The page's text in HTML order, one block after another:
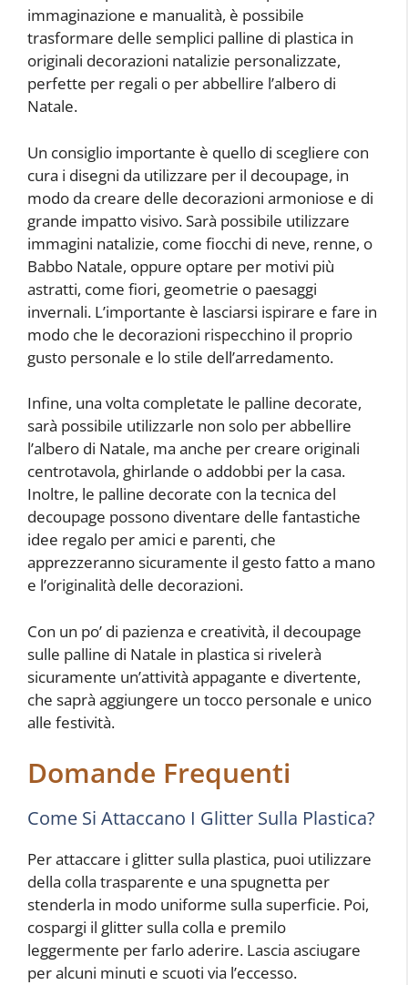
immaginazione e manualità, è possibile
trasformare delle semplici palline di plastica in
originali decorazioni natalizie personalizzate,
perfette per regali o per abbellire l’albero di
Natale.
Un consiglio importante è quello di scegliere con
cura i disegni da utilizzare per il decoupage, in
modo da creare delle decorazioni armoniose e di
grande impatto visivo. Sarà possibile utilizzare
immagini natalizie, come fiocchi di neve, renne, o
Babbo Natale, oppure optare per motivi più
astratti, come fiori, geometrie o paesaggi
invernali. L’importante è lasciarsi ispirare e fare in
modo che le decorazioni rispecchino il proprio
gusto personale e lo stile dell’arredamento.
Infine, una volta completate le palline decorate,
sarà possibile utilizzarle non solo per abbellire
l’albero di Natale, ma anche per creare originali
centrotavola, ghirlande o addobbi per la casa.
Inoltre, le palline decorate con la tecnica del
decoupage possono diventare delle fantastiche
idee regalo per amici e parenti, che
apprezzeranno sicuramente il gesto fatto a mano
e l’originalità delle decorazioni.
Con un po’ di pazienza e creatività, il decoupage
sulle palline di Natale in plastica si rivelerà
sicuramente un’attività appagante e divertente,
che saprà aggiungere un tocco personale e unico
alle festività.
Domande Frequenti
Come Si Attaccano I Glitter Sulla Plastica?
Per attaccare i glitter sulla plastica, puoi utilizzare
della colla trasparente e una spugnetta per
stenderla in modo uniforme sulla superficie. Poi,
cospargi il glitter sulla colla e premilo
leggermente per farlo aderire. Lascia asciugare
per alcuni minuti e scuoti via l’eccesso.